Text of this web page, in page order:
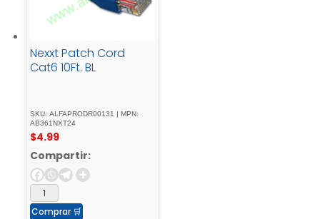
Nexxt Patch Cord
Cat6 10Ft. BL
SKU: ALFAPRODR00131 | MPN:
AB361NXT24
$4.99
Compartir:
Comprar 🛒